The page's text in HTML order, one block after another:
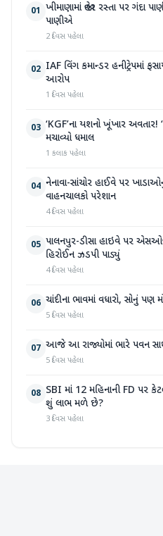
01 ખીમાણામાં જાહેર રસ્તા પર ગંદા
પાણીએ
2 દિવસ પહેલા
02 IAF વિંગ કમાન્ડર હનીટ્રેપમાં
આરોપ
1 દિવસ પહેલા
03 ‘KGF’ના યશનો ખૂંખાર અવતાર!
મચાવ્યો ધમાલ
1 કલાક પહેલા
04 નેનાવા-સાંચોર હાઈવે પર
વાહનચાલકો પરેશાન
4 દિવસ પહેલા
05 પાલનપુર-ડીસા હાઇવે પર
હિરોઈન ઝડપી પાડ્યું
4 દિવસ પહેલા
06 ચાંદીના ભાવમાં વધારો, સોનું પણ
5 દિવસ પહેલા
07 આજે આ રાજ્યોમાં ભારે પવન
5 દિવસ પહેલા
08 SBI માં 12 મહિનાની FD પર
શું લાભ મળે છે?
3 દિવસ પહેલા